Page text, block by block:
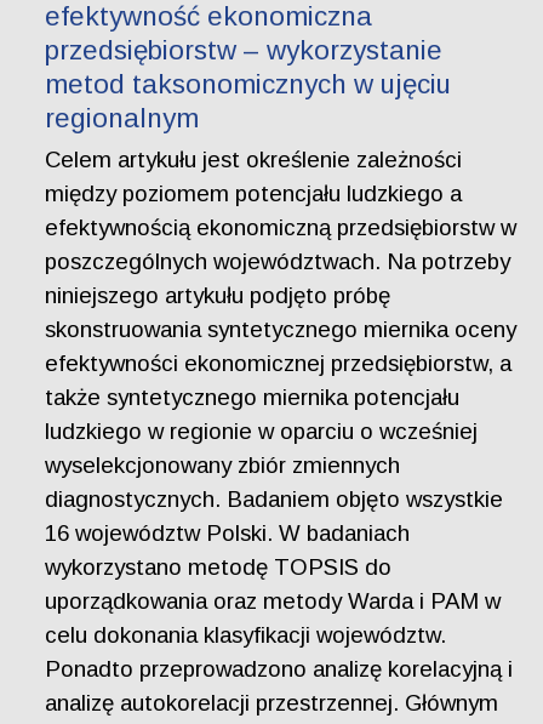
efektywność ekonomiczna
przedsiębiorstw – wykorzystanie
metod taksonomicznych w ujęciu
regionalnym
Celem artykułu jest określenie zależności
między poziomem potencjału ludzkiego a
efektywnością ekonomiczną przedsiębiorstw w
poszczególnych województwach. Na potrzeby
niniejszego artykułu podjęto próbę
skonstruowania syntetycznego miernika oceny
efektywności ekonomicznej przedsiębiorstw, a
także syntetycznego miernika potencjału
ludzkiego w regionie w oparciu o wcześniej
wyselekcjonowany zbiór zmiennych
diagnostycznych. Badaniem objęto wszystkie
16 województw Polski. W badaniach
wykorzystano metodę TOPSIS do
uporządkowania oraz metody Warda i PAM w
celu dokonania klasyfikacji województw.
Ponadto przeprowadzono analizę korelacyjną i
analizę autokorelacji przestrzennej. Głównym